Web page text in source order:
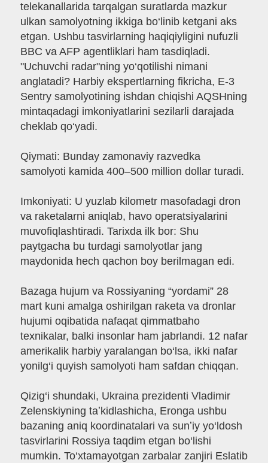
telekanallarida tarqalgan suratlarda mazkur
ulkan samolyotning ikkiga bo‘linib ketgani aks
etgan. Ushbu tasvirlarning haqiqiyligini nufuzli
BBC va AFP agentliklari ham tasdiqladi.
"Uchuvchi radar"ning yo‘qotilishi nimani
anglatadi? Harbiy ekspertlarning fikricha, E-3
Sentry samolyotining ishdan chiqishi AQSHning
mintaqadagi imkoniyatlarini sezilarli darajada
cheklab qo‘yadi.
Qiymati: Bunday zamonaviy razvedka
samolyoti kamida 400–500 million dollar turadi.
Imkoniyati: U yuzlab kilometr masofadagi dron
va raketalarni aniqlab, havo operatsiyalarini
muvofiqlashtiradi. Tarixda ilk bor: Shu
paytgacha bu turdagi samolyotlar jang
maydonida hech qachon boy berilmagan edi.
Bazaga hujum va Rossiyaning “yordami” 28
mart kuni amalga oshirilgan raketa va dronlar
hujumi oqibatida nafaqat qimmatbaho
texnikalar, balki insonlar ham jabrlandi. 12 nafar
amerikalik harbiy yaralangan bo‘lsa, ikki nafar
yonilg‘i quyish samolyoti ham safdan chiqqan.
Qizig‘i shundaki, Ukraina prezidenti Vladimir
Zelenskiyning taʼkidlashicha, Eronga ushbu
bazaning aniq koordinatalari va sunʼiy yo‘ldosh
tasvirlarini Rossiya taqdim etgan bo‘lishi
mumkin. To‘xtamayotgan zarbalar zanjiri Eslatib